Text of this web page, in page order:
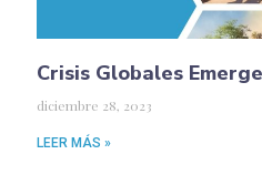
Crisis Globales
diciembre 28, 2023
LEER MÁS »